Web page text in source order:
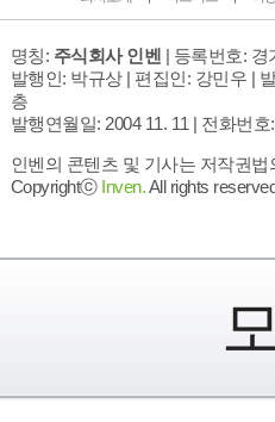
명칭: 주식회사 인벤 | 등록번호: 경
발행인: 박규상 | 편집인: 강민우 |
층
발행연월일: 2004 11. 11 | 전화번호
인벤의 콘텐츠 및 기사는 저작권
Copyrightⓒ Inven.All rights